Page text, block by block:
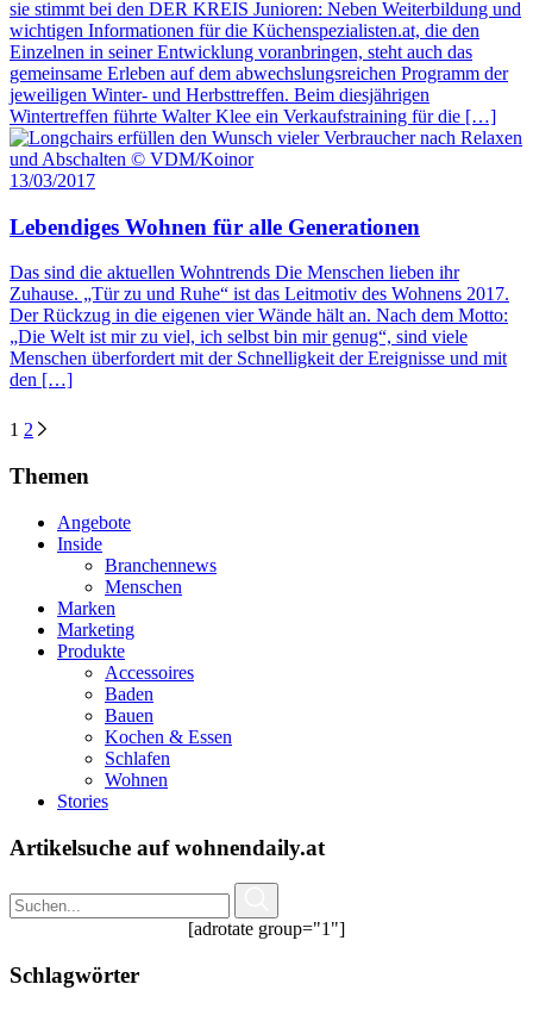
sie stimmt bei den DER KREIS Junioren: Neben Weiterbildung und
wichtigen Informationen für die Küchenspezialisten.at, die den
Einzelnen in seiner Entwicklung voranbringen, steht auch das
gemeinsame Erleben auf dem abwechslungsreichen Programm der
jeweiligen Winter- und Herbsttreffen. Beim diesjährigen
Wintertreffen führte Walter Klee ein Verkaufstraining für die […]
13/03/2017
Lebendiges Wohnen für alle Generationen
Das sind die aktuellen Wohntrends Die Menschen lieben ihr
Zuhause. „Tür zu und Ruhe“ ist das Leitmotiv des Wohnens 2017.
Der Rückzug in die eigenen vier Wände hält an. Nach dem Motto:
„Die Welt ist mir zu viel, ich selbst bin mir genug“, sind viele
Menschen überfordert mit der Schnelligkeit der Ereignisse und mit
den […]
navigation
1 2
Themen
Angebote
Inside
Branchennews
Menschen
Marken
Marketing
Produkte
Accessoires
Baden
Bauen
Kochen & Essen
Schlafen
Wohnen
Stories
Artikelsuche auf wohnendaily.at
[adrotate group="1"]
Schlagwörter